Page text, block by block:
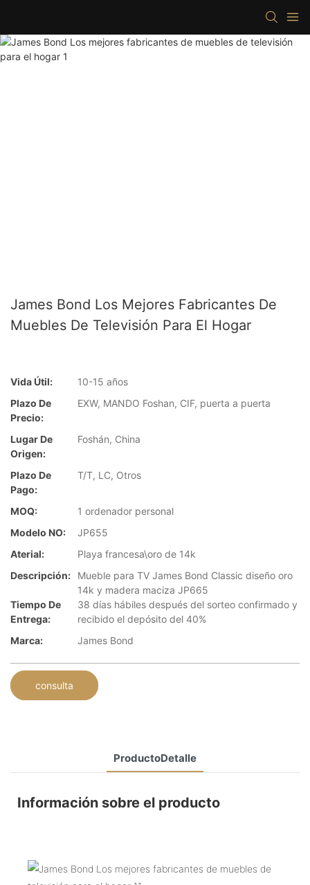
James Bond Los Mejores Fabricantes De
Muebles De Televisión Para El Hogar
Vida Útil:
10-15 años
Plazo De
Precio:
EXW, MANDO Foshan, CIF, puerta a puerta
Lugar De
Origen:
Foshán, China
Plazo De
Pago:
T/T, LC, Otros
MOQ:
1 ordenador personal
Modelo NO:
JP655
Aterial:
Playa francesa\oro de 14k
Descripción:
Mueble para TV James Bond Classic diseño oro
14k y madera maciza JP665
Tiempo De
Entrega:
38 días hábiles después del sorteo confirmado y
recibido el depósito del 40%
Marca:
James Bond
consulta
ProductoDetalle
Información sobre el producto